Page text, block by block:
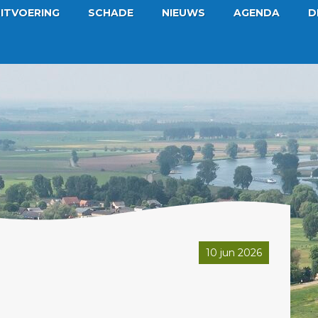
SCHADE NIEUWS AGENDA
10 jun 2026